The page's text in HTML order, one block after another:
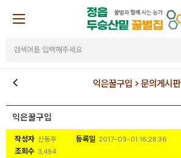
익은꿀구입 > 문의게시판
익은꿀구입
작성자 신동주 등록일 2017-03-01 16:28:36
조회수 3,494